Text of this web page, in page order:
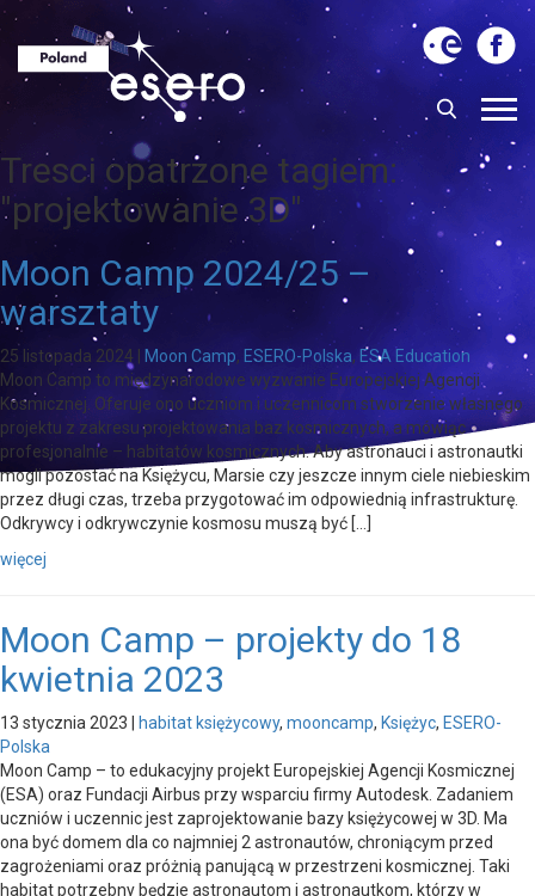
Tresci opatrzone tagiem:
"projektowanie 3D"
Moon Camp 2024/25 –
warsztaty
25 listopada 2024 | Moon Camp, ESERO-Polska, ESA Education
Moon Camp to międzynarodowe wyzwanie Europejskiej Agencji
Kosmicznej. Oferuje ono uczniom i uczennicom stworzenie własnego
projektu z zakresu projektowania baz kosmicznych, a mówiąc
profesjonalnie – habitatów kosmicznych. Aby astronauci i astronautki
mogli pozostać na Księżycu, Marsie czy jeszcze innym ciele niebieskim
przez długi czas, trzeba przygotować im odpowiednią infrastrukturę.
Odkrywcy i odkrywczynie kosmosu muszą być […]
więcej
Moon Camp – projekty do 18
kwietnia 2023
13 stycznia 2023 | habitat księżycowy, mooncamp, Księżyc, ESERO-
Polska
Moon Camp – to edukacyjny projekt Europejskiej Agencji Kosmicznej
(ESA) oraz Fundacji Airbus przy wsparciu firmy Autodesk. Zadaniem
uczniów i uczennic jest zaprojektowanie bazy księżycowej w 3D. Ma
ona być domem dla co najmniej 2 astronautów, chroniącym przed
zagrożeniami oraz próżnią panującą w przestrzeni kosmicznej. Taki
habitat potrzebny będzie astronautom i astronautkom, którzy w